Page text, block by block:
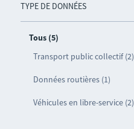
TYPE DE DONNÉES
Tous (5)
Transport public collectif (2)
Données routières (1)
Véhicules en libre-service (2)